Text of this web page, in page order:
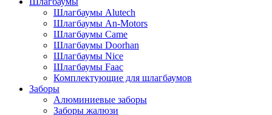
Шлагбаумы Alutech
Шлагбаумы An-Motors
Шлагбаумы Came
Шлагбаумы Doorhan
Шлагбаумы Nice
Шлагбаумы Faac
Комплектующие для шлагбаумов
Заборы
Алюминиевые заборы
Заборы жалюзи